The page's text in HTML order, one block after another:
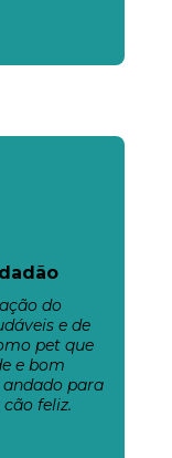
do
e de
pet que
e bom
para
feliz.